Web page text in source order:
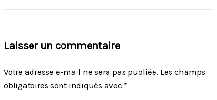
Laisser un commentaire
Votre adresse e-mail ne sera pas publiée. Les champs
obligatoires sont indiqués avec *